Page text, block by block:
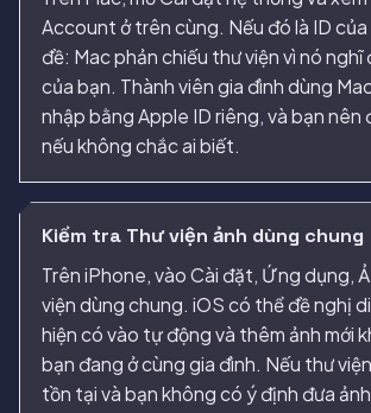
Account ở trên cùng. Nếu đó là ID của
đề: Mac phản chiếu thư viện vì nó
của bạn. Thành viên gia đình dùng
nhập bằng Apple ID riêng, và bạn nên
nếu không chắc ai biết.
Kiểm tra Thư viện ảnh dùng chung
Trên iPhone, vào Cài đặt, Ứng dụng,
viện dùng chung. iOS có thể đề nghị
hiện có vào tự động và thêm ảnh mới
bạn đang ở cùng gia đình. Nếu thư
tồn tại và bạn không có ý định đưa